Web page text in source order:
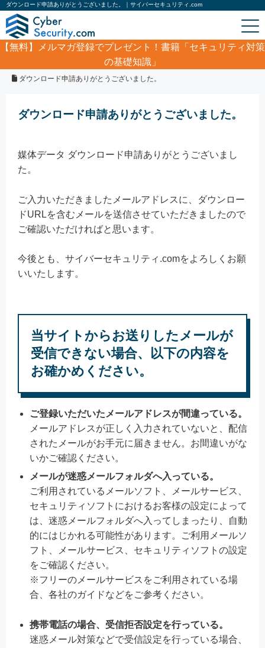
ダウンロード申請ありがとうございました。｜サイバーセキュリティ.com
【無料】
メルマガ登録でプレゼント！書籍「セキュリティ対策
の基礎知識」
広告掲載のご案内/ 媒体データ ダウンロード
ダウンロード申請ありがとうございました。
ダウンロード申請ありがとうございました。
媒体データ ダウンロード申請ありがとうございまし
た。
ご入力いただきましたメールアドレスに、ダウンロー
ドURLを含むメールを送信させていただきましたので
ご確認いただければと思います。
今後とも、サイバーセキュリティ.comをよろしくお願
いいたします。
当サイトからお送りしたメールが
受信できない場合、以下の内容を
お確かめください。
ご登録いただいたメールアドレスが間違っている。
メールアドレスが正しく入力されていないと、配信
されたメールがお手元に届きません。お間違いがな
いかご確認ください。
メールが迷惑メールフォルダへ入っている。
ご利用されているメールソフト、メールサービス、
セキュリティソフトにおけるお客様の設定によって
は、迷惑メールフォルダへ入ってしまったり、自動
的にはじかれる可能性があります。ご利用メールソ
フト、メールサービス、セキュリティソフトの設定
をご確認ください。
※フリーのメールサービスをご利用されている場
合、各社のガイドなどをご参考ください。
携帯電話の場合、受信拒否設定を行っている。
迷惑メール対策などで受信設定を行っている場合、